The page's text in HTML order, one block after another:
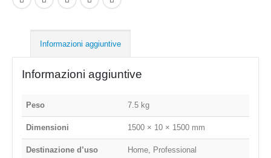
Informazioni aggiuntive
Informazioni aggiuntive
Peso 7.5 kg
Dimensioni 1500 × 10 × 1500 mm
Destinazione d’uso Home, Professional